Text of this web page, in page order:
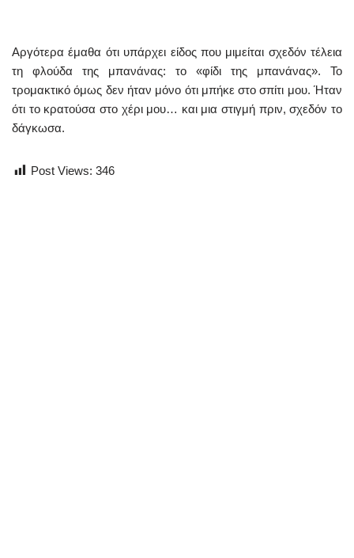
Αργότερα έμαθα ότι υπάρχει είδος που μιμείται σχεδόν τέλεια
τη φλούδα της μπανάνας: το «φίδι της μπανάνας». Το
τρομακτικό όμως δεν ήταν μόνο ότι μπήκε στο σπίτι μου. Ήταν
ότι το κρατούσα στο χέρι μου… και μια στιγμή πριν, σχεδόν το
δάγκωσα.
Post Views: 346